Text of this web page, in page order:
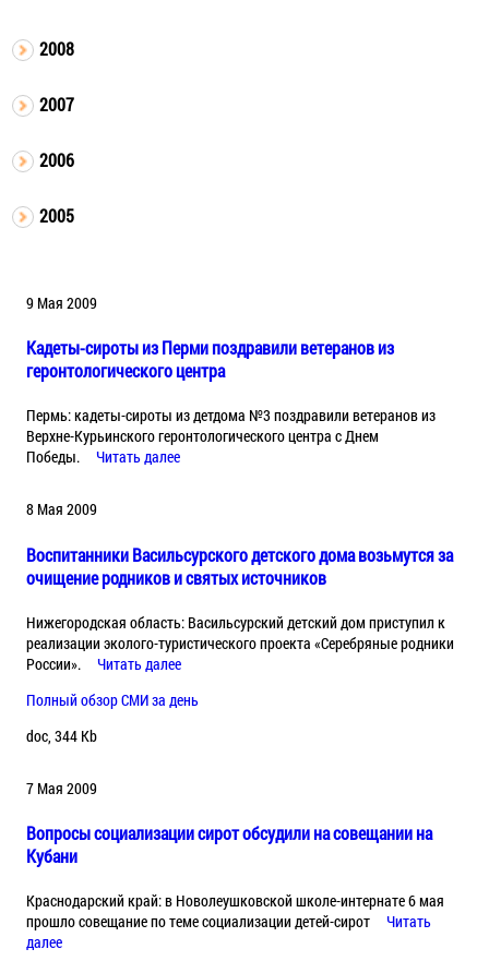
2008
2007
2006
2005
9 Мая 2009
Кадеты-сироты из Перми поздравили ветеранов из
геронтологического центра
Пермь: кадеты-сироты из детдома №3 поздравили ветеранов из
Верхне-Курьинского геронтологического центра с Днем
Победы.
Читать далее
8 Мая 2009
Воспитанники Васильсурского детского дома возьмутся за
очищение родников и святых источников
Нижегородская область: Васильсурский детский дом приступил к
реализации эколого-туристического проекта «Серебряные родники
России».
Читать далее
Полный обзор СМИ за день
doc, 344 Kb
7 Мая 2009
Вопросы социализации сирот обсудили на совещании на
Кубани
Краснодарский край: в Новолеушковской школе-интернате 6 мая
прошло совещание по теме социализации детей-сирот
Читать
далее